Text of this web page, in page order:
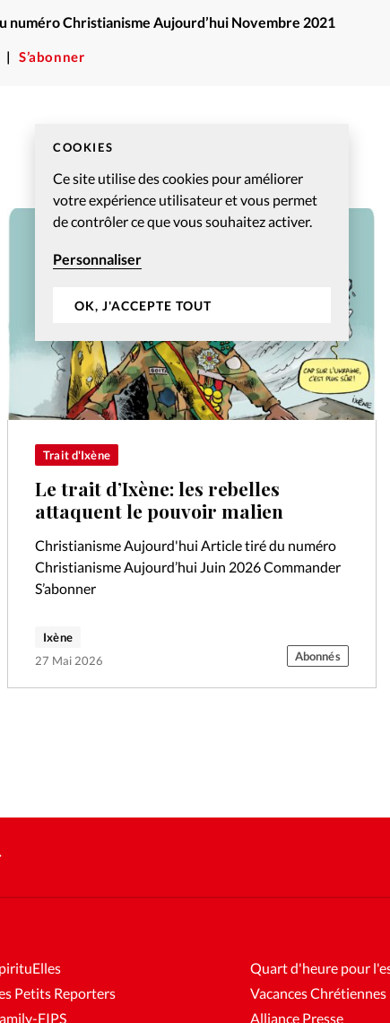
COOKIES
Ce site utilise des cookies pour améliorer
votre expérience utilisateur et vous permet
de contrôler ce que vous souhaitez activer.
Personnaliser
OK, J'ACCEPTE TOUT
numéro Christianisme Aujourd’hui Novembre 2021
S’abonner
Trait d'Ixène
Le trait d’Ixène: les rebelles
attaquent le pouvoir malien
Christianisme Aujourd'hui Article tiré du numéro
Christianisme Aujourd’hui Juin 2026 Commander
S’abonner
Ixène
27 Mai 2026
Abonnés
Petits Reporters
FIPS
Quart d'heure pour
Vacances Chrétiennes
Alliance Presse